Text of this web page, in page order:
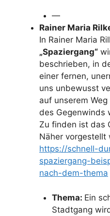
—
Rainer Maria
In Rainer Maria
„Spaziergang“
beschrieben, in
einer fernen,
uns unbewusst
auf unserem
des Gegenwinds
Zu finden ist das
Näher vorgestellt
https://schnell-
spaziergang-
nach-dem-thema
Thema: Ein
Stadtgang